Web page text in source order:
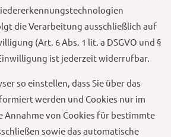
die Verarbeitung ausschließlich auf
(Art. 6 Abs. 1 lit. a DSGVO und §
Einwilligung ist jederzeit widerrufbar.
so einstellen, dass Sie über das
werden und Cookies nur im
Annahme von Cookies für bestimmte
sowie das automatische